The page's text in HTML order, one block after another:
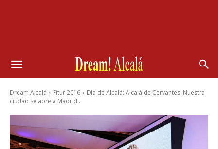
Dream Alcalá Fitur 2016
Día de Alcalá: Alcalá de Cervantes. Nuestra
ciudad se abre a Madrid...